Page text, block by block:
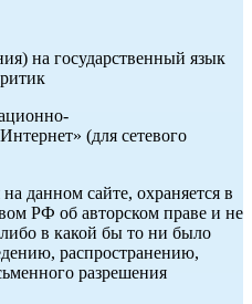
на государственный язык
(для сетевого
данном сайте, охраняется в
РФ об авторском праве и не
в какой бы то ни было
распространению,
разрешения